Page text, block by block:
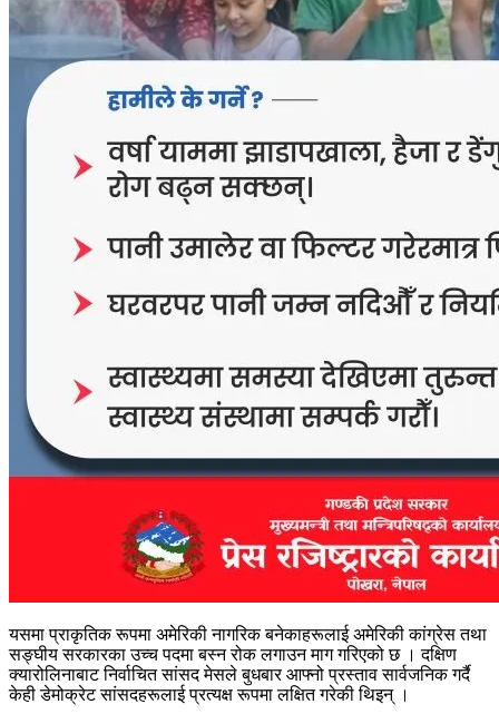
यसमा प्राकृतिक रूपमा अमेरिकी नागरिक बनेकाहरूलाई अमेरिकी कांग्रेस तथा
सङ्घीय सरकारका उच्च पदमा बस्न रोक लगाउन माग गरिएको छ । दक्षिण
क्यारोलिनाबाट निर्वाचित सांसद मेसले बुधबार आफ्नो प्रस्ताव सार्वजनिक गर्दै
केही डेमोक्रेट सांसदहरूलाई प्रत्यक्ष रूपमा लक्षित गरेकी थिइन् ।